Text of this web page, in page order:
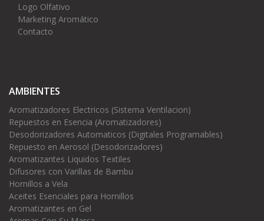
Logo Olfativo
Marketing Aromático
Contacto
AMBIENTES
Aromatizadores Electricos (Sistema Ventilacion)
Repuestos en Esencia (Aromatizadores)
Desodorizadores Automaticos (Digitales Programables)
Repuesto en Aerosol (Desodorizadores)
Aromatizantes Liquidos Textiles
Difusores con Varillas de Bambu
Hornillos a Vela
Aceites Esenciales para Hornillos
Aromatizantes en Gel